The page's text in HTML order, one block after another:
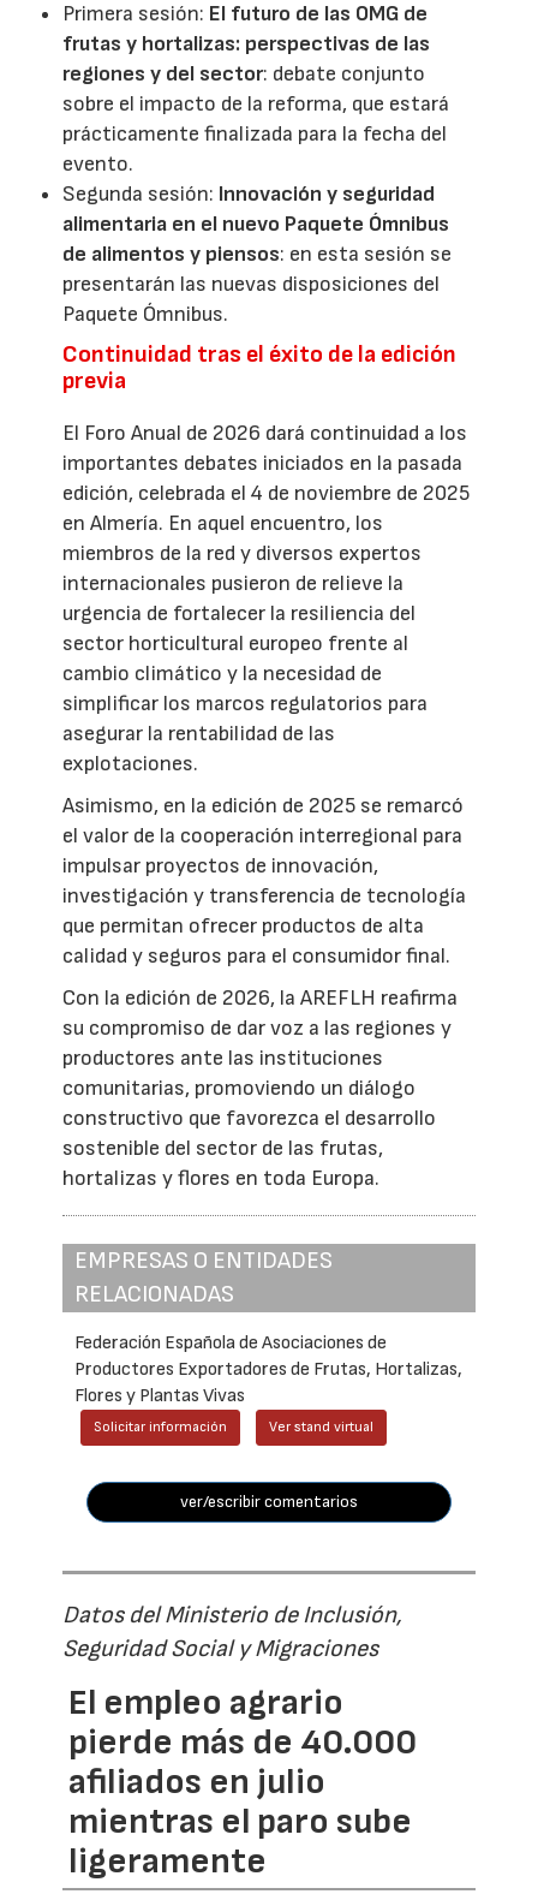
Primera sesión: El futuro de las OMG de
frutas y hortalizas: perspectivas de las
regiones y del sector: debate conjunto
sobre el impacto de la reforma, que estará
prácticamente finalizada para la fecha del
evento.
Segunda sesión: Innovación y seguridad
alimentaria en el nuevo Paquete Ómnibus
de alimentos y piensos: en esta sesión se
presentarán las nuevas disposiciones del
Paquete Ómnibus.
Continuidad tras el éxito de la edición
previa
El Foro Anual de 2026 dará continuidad a los
importantes debates iniciados en la pasada
edición, celebrada el 4 de noviembre de 2025
en Almería. En aquel encuentro, los
miembros de la red y diversos expertos
internacionales pusieron de relieve la
urgencia de fortalecer la resiliencia del
sector horticultural europeo frente al
cambio climático y la necesidad de
simplificar los marcos regulatorios para
asegurar la rentabilidad de las
explotaciones.
Asimismo, en la edición de 2025 se remarcó
el valor de la cooperación interregional para
impulsar proyectos de innovación,
investigación y transferencia de tecnología
que permitan ofrecer productos de alta
calidad y seguros para el consumidor final.
Con la edición de 2026, la AREFLH reafirma
su compromiso de dar voz a las regiones y
productores ante las instituciones
comunitarias, promoviendo un diálogo
constructivo que favorezca el desarrollo
sostenible del sector de las frutas,
hortalizas y flores en toda Europa.
EMPRESAS O ENTIDADES
RELACIONADAS
Federación Española de Asociaciones de
Productores Exportadores de Frutas, Hortalizas,
Flores y Plantas Vivas
Solicitar información Ver stand virtual
ver/escribir comentarios
Datos del Ministerio de Inclusión,
Seguridad Social y Migraciones
El empleo agrario
pierde más de 40.000
afiliados en julio
mientras el paro sube
ligeramente